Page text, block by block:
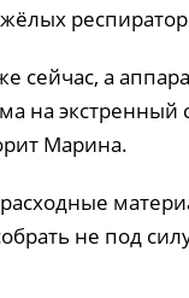
а
на экстренный
Марина.
не под